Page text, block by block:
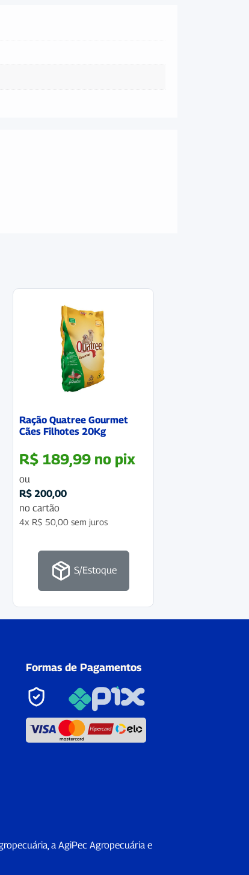
Ração Quatree Gourmet
Cães Filhotes 20Kg
R$ 189,99 no pix
ou
R$ 200,00
no cartão
4x R$ 50,00 sem juros
S/Estoque
Formas de Pagamentos
a AgiPec Agropecuária e